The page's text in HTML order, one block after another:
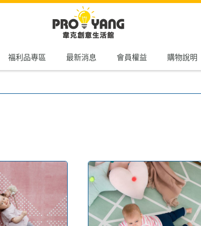
福利品專區 最新消息 會員權益 購物說明